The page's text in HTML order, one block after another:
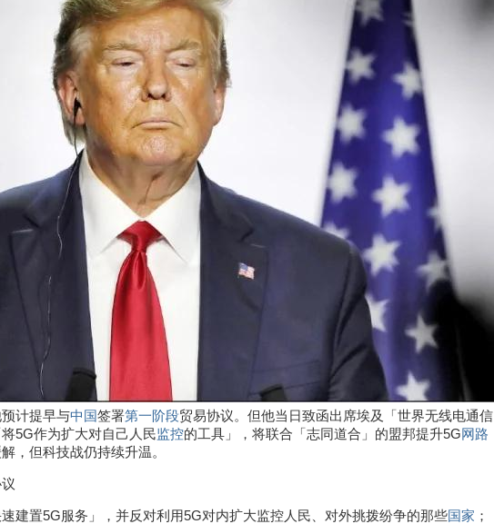
计提早与中国签署第一阶段贸易协议。但他当日致函出席埃及「世界无线电通信
5G作为扩大对自己人民监控的工具」，将联合「志同道合」的盟邦提升5G网路
，但科技战仍持续升温。
建置5G服务」，并反对利用5G对内扩大监控人民、对外挑拨纷争的那些国家 ；